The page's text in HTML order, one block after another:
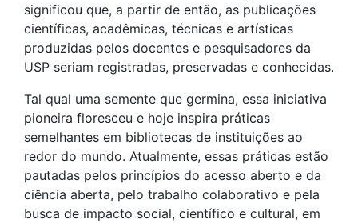
significou que, a partir de então, as publicações
científicas, acadêmicas, técnicas e artísticas
produzidas pelos docentes e pesquisadores da
USP seriam registradas, preservadas e conhecidas.
Tal qual uma semente que germina, essa iniciativa
pioneira floresceu e hoje inspira práticas
semelhantes em bibliotecas de instituições ao
redor do mundo. Atualmente, essas práticas estão
pautadas pelos princípios do acesso aberto e da
ciência aberta, pelo trabalho colaborativo e pela
busca de impacto social, científico e cultural, em